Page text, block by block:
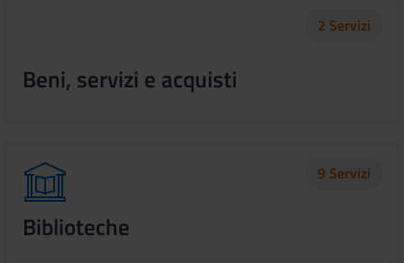
Beni, servizi e acquisti
2 Servizi
Biblioteche
9 Servizi